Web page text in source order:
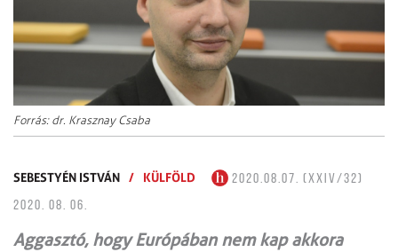
Forrás: dr. Krasznay Csaba
SEBESTYÉN ISTVÁN / KÜLFÖLD
2020.08.07. (XXIV/32)
2020. 08. 06.
Aggasztó, hogy Európában nem kap akkora